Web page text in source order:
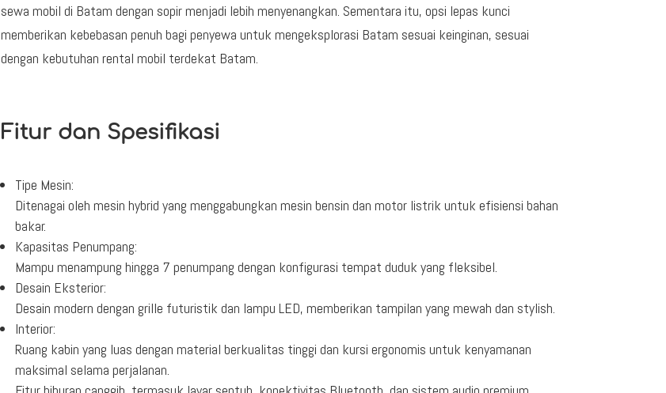
sewa mobil di Batam dengan sopir menjadi lebih menyenangkan. Sementara itu, opsi lepas kunci
memberikan kebebasan penuh bagi penyewa untuk mengeksplorasi Batam sesuai keinginan, sesuai
dengan kebutuhan rental mobil terdekat Batam.
Fitur dan Spesifikasi
Tipe Mesin:
Ditenagai oleh mesin hybrid yang menggabungkan mesin bensin dan motor listrik untuk efisiensi bahan
bakar.
Kapasitas Penumpang:
Mampu menampung hingga 7 penumpang dengan konfigurasi tempat duduk yang fleksibel.
Desain Eksterior:
Desain modern dengan grille futuristik dan lampu LED, memberikan tampilan yang mewah dan stylish.
Interior:
Ruang kabin yang luas dengan material berkualitas tinggi dan kursi ergonomis untuk kenyamanan
maksimal selama perjalanan.